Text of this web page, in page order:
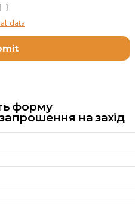
data
форму
на захід